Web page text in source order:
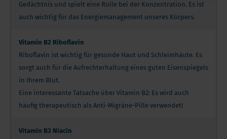
Gedächtnis und spielt eine Rolle bei der Konzentration. Es ist
auch wichtig für das Energiemanagement unseres Körpers.
Vitamin B2 Riboflavin
Riboflavin ist wichtig für gesunde Haut und Schleimhäute. Es
sorgt auch für die Aufrechterhaltung eines guten Eisenspiegels
in Ihrem Blut.
Eine interessante Tatsache über Vitamin B2: Es wird auch
häufig therapeutisch als Anti-Migräne-Pille verwendet!
Vitamin B3 Niacin